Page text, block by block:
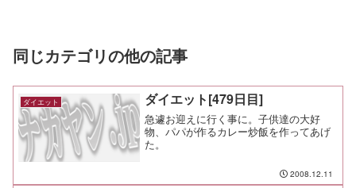
同じカテゴリの他の記事
ダイエット ダイエット[479日目]
急遽お迎えに行く事に。子供達の大好
物、パパが作るカレー炒飯を作ってあげ
た。
2008.12.11